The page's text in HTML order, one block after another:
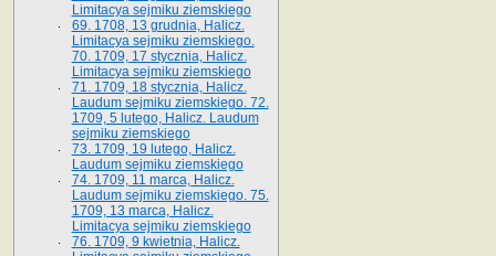
Limitacya sejmiku ziemskiego
69. 1708, 13 grudnia, Halicz.
Limitacya sejmiku ziemskiego.
70. 1709, 17 stycznia, Halicz.
Limitacya sejmiku ziemskiego
71. 1709, 18 stycznia, Halicz.
Laudum sejmiku ziemskiego. 72.
1709, 5 lutego, Halicz. Laudum
sejmiku ziemskiego
73. 1709, 19 lutego, Halicz.
Laudum sejmiku ziemskiego
74. 1709, 11 marca, Halicz.
Laudum sejmiku ziemskiego. 75.
1709, 13 marca, Halicz.
Limitacya sejmiku ziemskiego
76. 1709, 9 kwietnia, Halicz.